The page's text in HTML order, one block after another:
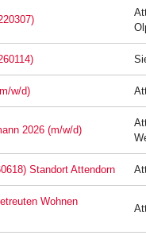
w/d)
2026 (m/w/d)
Standort Attendorn
Wohnen